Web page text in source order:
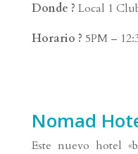
Donde ? Local 1
Horario ? 5PM –
Nomad
Este nuevo hotel